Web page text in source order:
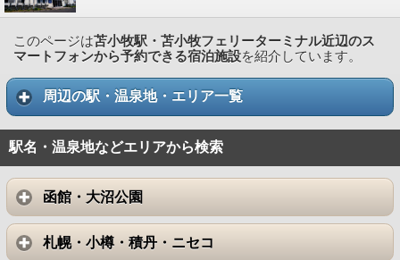
このページは苫小牧駅・苫小牧フェリーターミナル近辺のス
マートフォンから予約できる宿泊施設を紹介しています。
周辺の駅・温泉地・エリア一覧
駅名・温泉地などエリアから検索
函館・大沼公園
札幌・小樽・積丹・ニセコ